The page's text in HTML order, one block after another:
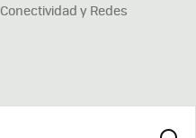
Conectividad y Redes